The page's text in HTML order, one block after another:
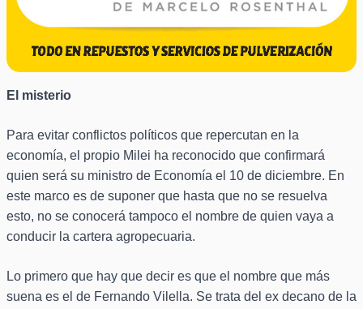
El misterio
Para evitar conflictos políticos que repercutan en la
economía, el propio Milei ha reconocido que confirmará
quien será su ministro de Economía el 10 de diciembre. En
este marco es de suponer que hasta que no se resuelva
esto, no se conocerá tampoco el nombre de quien vaya a
conducir la cartera agropecuaria.
Lo primero que hay que decir es que el nombre que más
suena es el de Fernando Vilella. Se trata del ex decano de la